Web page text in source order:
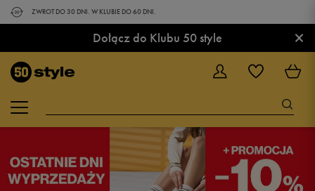
ZWROT DO 30 DNI. W KLUBIE DO 60 DNI.
Dołącz do Klubu 50 style ×